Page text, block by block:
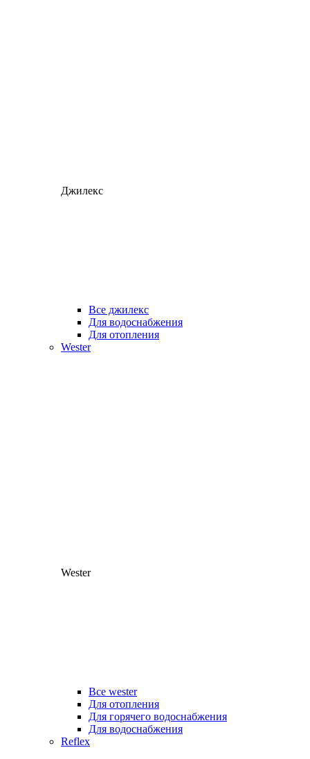
Джилекс
Все джилекс
Для водоснабжения
Для отопления
Wester
Wester
Все wester
Для отопления
Для горячего водоснабжения
Для водоснабжения
Reflex